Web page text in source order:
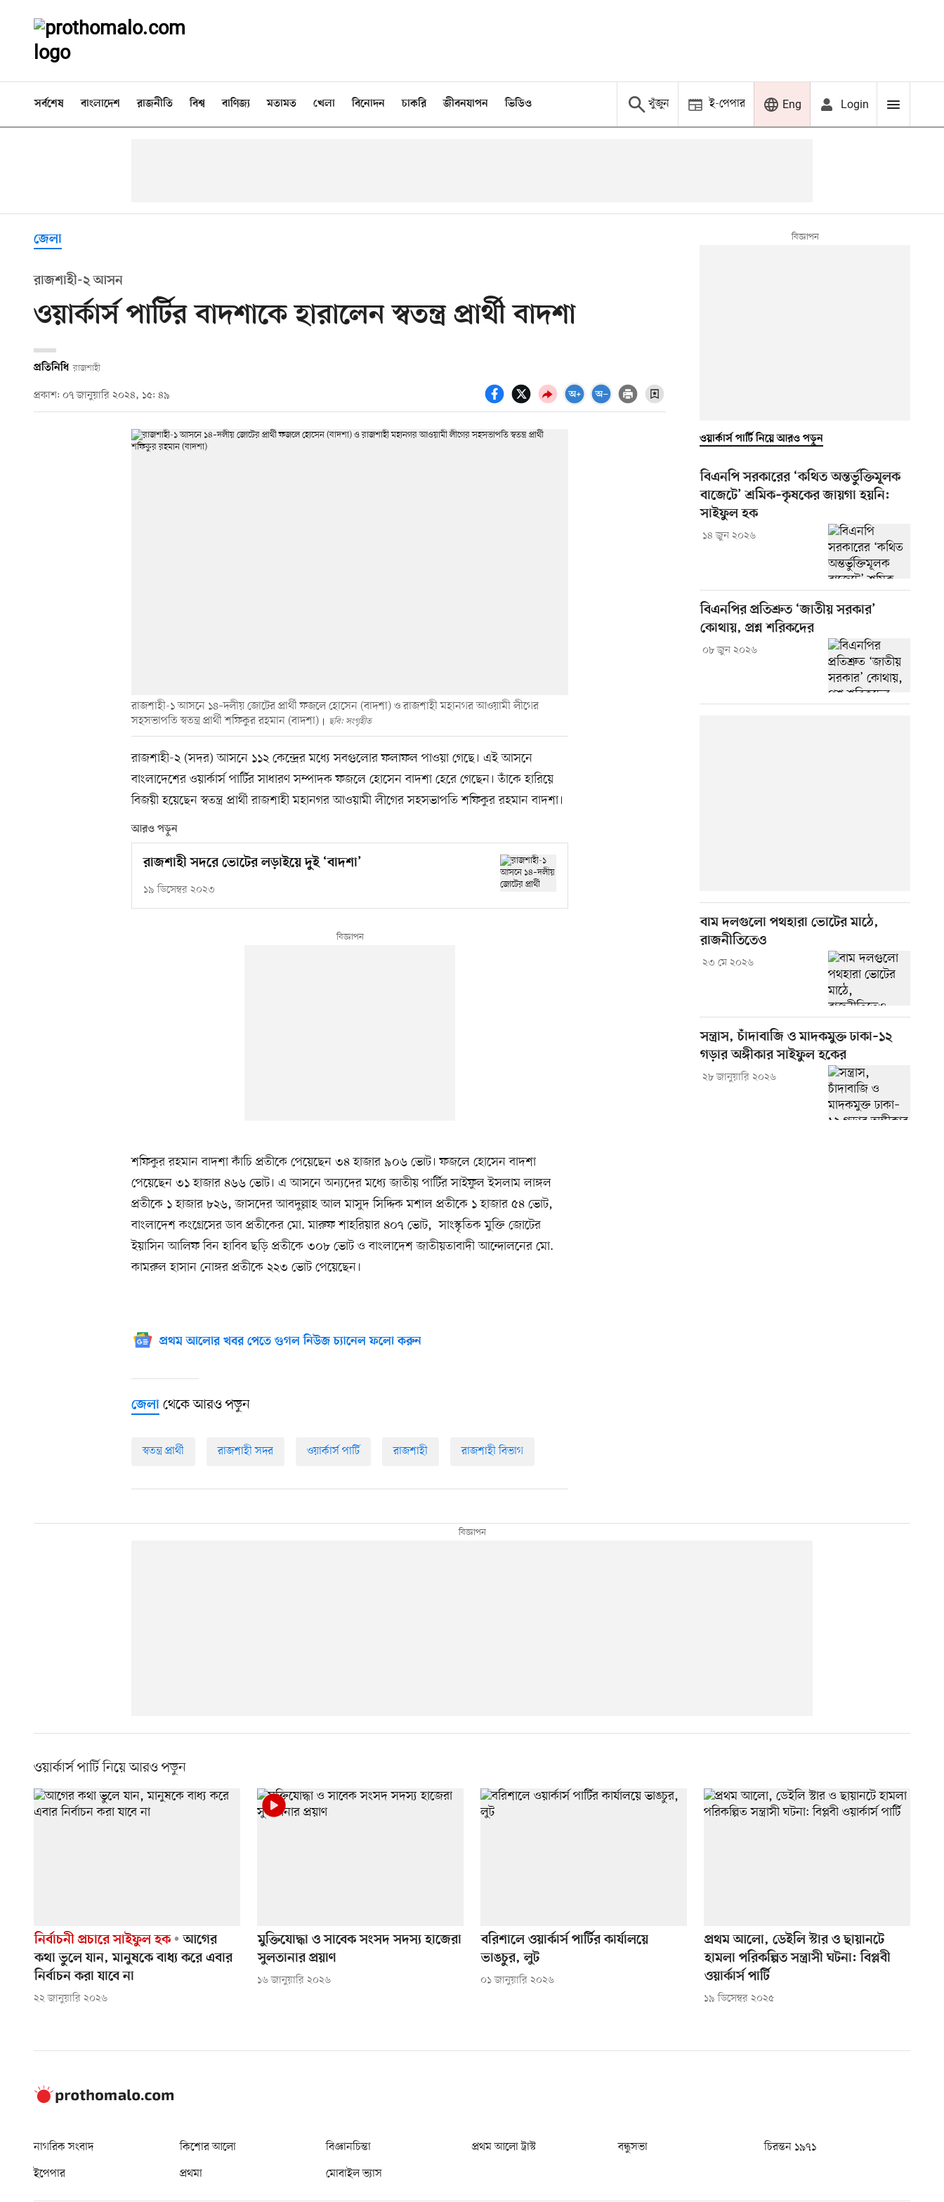
সর্বশেষ বাংলাদেশ রাজনীতি বিশ্ব বাণিজ্য মতামত খেলা বিনোদন চাকরি জীবনযাপন ভিডিও খুঁজুন ই-পেপার Eng Login
জেলা
রাজশাহী-২ আসন
ওয়ার্কার্স পার্টির বাদশাকে হারালেন স্বতন্ত্র প্রার্থী বাদশা
প্রতিনিধি রাজশাহী
প্রকাশ: ০৭ জানুয়ারি ২০২৪, ১৫: ৪৯
রাজশাহী-১ আসনে ১৪–দলীয় জোটের প্রার্থী ফজলে হোসেন (বাদশা) ও রাজশাহী মহানগর আওয়ামী লীগের
সহসভাপতি স্বতন্ত্র প্রার্থী শফিকুর রহমান (বাদশা)
ছবি: সংগৃহীত
রাজশাহী-২ (সদর) আসনে ১১২ কেন্দ্রের মধ্যে সবগুলোর ফলাফল পাওয়া গেছে। এই আসনে
বাংলাদেশের ওয়ার্কার্স পার্টির সাধারণ সম্পাদক ফজলে হোসেন বাদশা হেরে গেছেন। তাঁকে হারিয়ে
বিজয়ী হয়েছেন স্বতন্ত্র প্রার্থী রাজশাহী মহানগর আওয়ামী লীগের সহসভাপতি শফিকুর রহমান বাদশা।
আরও পড়ুন
রাজশাহী সদরে ভোটের লড়াইয়ে দুই ‘বাদশা’
১৯ ডিসেম্বর ২০২৩
শফিকুর রহমান বাদশা কাঁচি প্রতীকে পেয়েছেন ৩৪ হাজার ৯০৬ ভোট। ফজলে হোসেন বাদশা
পেয়েছেন ৩১ হাজার ৪৬৬ ভোট। এ আসনে অন্যদের মধ্যে জাতীয় পার্টির সাইফুল ইসলাম লাঙ্গল
প্রতীকে ১ হাজার ৮২৬, জাসদের আবদুল্লাহ আল মাসুদ সিদ্দিক মশাল প্রতীকে ১ হাজার ৫৪ ভোট,
বাংলাদেশ কংগ্রেসের ডাব প্রতীকের মো. মারুফ শাহরিয়ার ৪০৭ ভোট, সাংস্কৃতিক মুক্তি জোটের
ইয়াসিন আলিফ বিন হাবিব ছড়ি প্রতীকে ৩০৮ ভোট ও বাংলাদেশ জাতীয়তাবাদী আন্দোলনের মো.
কামরুল হাসান নোঙ্গর প্রতীকে ২২৩ ভোট পেয়েছেন।
প্রথম আলোর খবর পেতে গুগল নিউজ চ্যানেল ফলো করুন
জেলা থেকে আরও পড়ুন
স্বতন্ত্র প্রার্থী রাজশাহী সদর ওয়ার্কার্স পার্টি রাজশাহী রাজশাহী বিভাগ
ওয়ার্কার্স পার্টি নিয়ে আরও পড়ুন
বিএনপি সরকারের ‘কথিত অন্তর্ভুক্তিমূলক
বাজেটে’ শ্রমিক–কৃষকের জায়গা হয়নি:
সাইফুল হক
১৪ জুন ২০২৬
বিএনপির প্রতিশ্রুত ‘জাতীয় সরকার’
কোথায়, প্রশ্ন শরিকদের
০৮ জুন ২০২৬
বাম দলগুলো পথহারা ভোটের মাঠে,
রাজনীতিতেও
২৩ মে ২০২৬
সন্ত্রাস, চাঁদাবাজি ও মাদকমুক্ত ঢাকা–১২
গড়ার অঙ্গীকার সাইফুল হকের
২৮ জানুয়ারি ২০২৬
ওয়ার্কার্স পার্টি নিয়ে আরও পড়ুন
নির্বাচনী প্রচারে সাইফুল হক
আগের
কথা ভুলে যান, মানুষকে বাধ্য করে এবার
নির্বাচন করা যাবে না
২২ জানুয়ারি ২০২৬
মুক্তিযোদ্ধা ও সাবেক সংসদ সদস্য হাজেরা
সুলতানার প্রয়াণ
১৬ জানুয়ারি ২০২৬
বরিশালে ওয়ার্কার্স পার্টির কার্যালয়ে
ভাঙচুর, লুট
০১ জানুয়ারি ২০২৬
প্রথম আলো, ডেইলি স্টার ও ছায়ানটে
হামলা পরিকল্পিত সন্ত্রাসী ঘটনা: বিপ্লবী
ওয়ার্কার্স পার্টি
১৯ ডিসেম্বর ২০২৫
নাগরিক সংবাদ কিশোর আলো বিজ্ঞানচিন্তা প্রথম আলো ট্রাস্ট বন্ধুসভা
চিরন্তন ১৯৭১
ইপেপার
প্রথমা মোবাইল ভ্যাস